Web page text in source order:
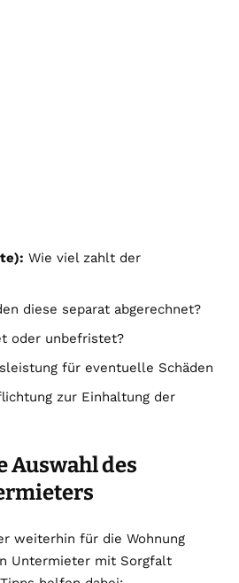
Wie viel zahlt der
diese separat abgerechnet?
oder unbefristet?
für eventuelle Schäden
zur Einhaltung der
Auswahl des
weiterhin für die Wohnung
Untermieter mit Sorgfalt